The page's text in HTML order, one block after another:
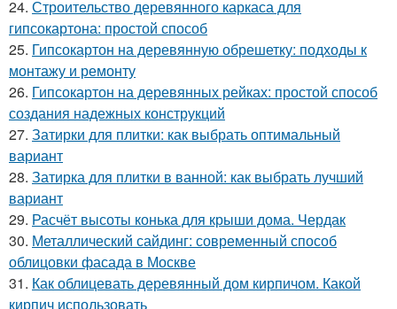
24. Строительство деревянного каркаса для
гипсокартона: простой способ
25. Гипсокартон на деревянную обрешетку: подходы к
монтажу и ремонту
26. Гипсокартон на деревянных рейках: простой способ
создания надежных конструкций
27. Затирки для плитки: как выбрать оптимальный
вариант
28. Затирка для плитки в ванной: как выбрать лучший
вариант
29. Расчёт высоты конька для крыши дома. Чердак
30. Металлический сайдинг: современный способ
облицовки фасада в Москве
31. Как облицевать деревянный дом кирпичом. Какой
кирпич использовать